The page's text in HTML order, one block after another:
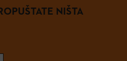
NIŠTA